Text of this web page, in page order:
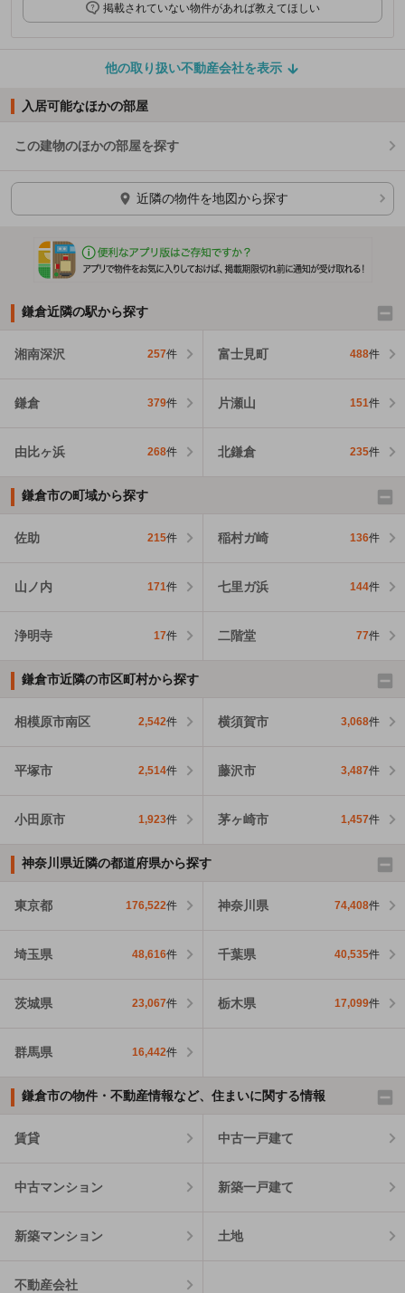
掲載されていない物件があれば教えてほしい
他の取り扱い不動産会社を表示
入居可能なほかの部屋
この建物のほかの部屋を探す
ほかの部屋を検索中…
近隣の物件を地図から探す
鎌倉近隣の駅から探す
湘南深沢 257件 富士見町 488件
鎌倉 379件 片瀬山 151件
由比ヶ浜 268件 北鎌倉 235件
鎌倉市の町域から探す
佐助 215件 稲村ガ崎 136件
山ノ内 171件 七里ガ浜 144件
浄明寺 17件 二階堂 77件
鎌倉市近隣の市区町村から探す
相模原市南区 2,542件 横須賀市 3,068件
平塚市 2,514件 藤沢市 3,487件
小田原市 1,923件 茅ヶ崎市 1,457件
神奈川県近隣の都道府県から探す
東京都 176,522件 神奈川県 74,408件
埼玉県 48,616件 千葉県 40,535件
茨城県 23,067件 栃木県 17,099件
群馬県 16,442件
鎌倉市の物件・不動産情報など、住まいに関する情報
賃貸 中古一戸建て
中古マンション 新築一戸建て
新築マンション 土地
不動産会社